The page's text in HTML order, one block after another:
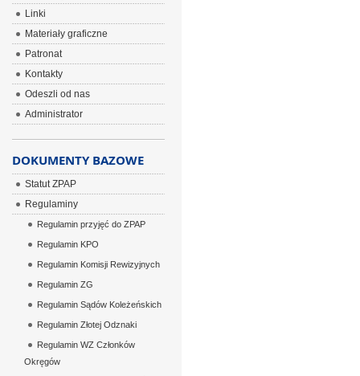
Linki
Materiały graficzne
Patronat
Kontakty
Odeszli od nas
Administrator
DOKUMENTY BAZOWE
Statut ZPAP
Regulaminy
Regulamin przyjęć do ZPAP
Regulamin KPO
Regulamin Komisji Rewizyjnych
Regulamin ZG
Regulamin Sądów Koleżeńskich
Regulamin Złotej Odznaki
Regulamin WZ Członków
Okręgów